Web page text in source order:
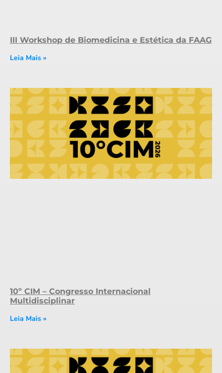
III Workshop de Biomedicina e Estética da FAAG
Leia Mais »
10º CIM – Congresso Internacional
Multidisciplinar
Leia Mais »